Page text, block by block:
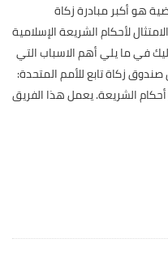
هو أكبر مبادرة زكاة
لأحكام الشريعة الإسلامية
في ما يلي أهم الاسباب التي
زكاة تابع للأمم المتحدة:
الشريعة. يعمل هذا الفريق